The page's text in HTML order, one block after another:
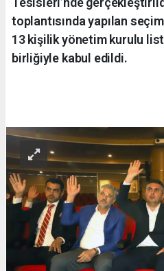
toplantısında yapılan
13 kişilik yönetim kurulu
birliğiyle kabul edildi.